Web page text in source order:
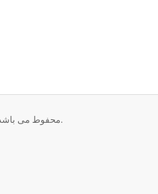
تمامی حقوق برای © 2026 Critical Web Solutions. محفوط می باشد.